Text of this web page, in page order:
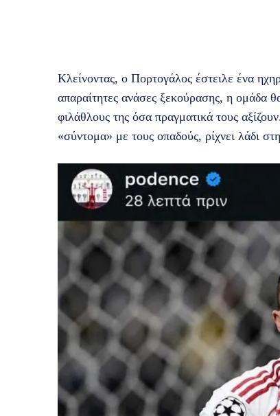
Κλείνοντας, ο Πορτογάλος έστειλε ένα
απαραίτητες ανάσες ξεκούρασης, η ομάδα
φιλάθλους της όσα πραγματικά τους
«σύντομα» με τους οπαδούς, ρίχνει λάδι